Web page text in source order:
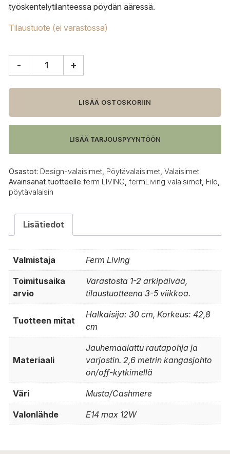
työskentelytilanteessa pöydän ääressä.
Tilaustuote (ei varastossa)
Filo
musta/cashmere
määrä
- +
LISÄÄ OSTOSKORIIN
LISÄÄ TARJOUSPYYNTÖÖN
Osastot: Design-valaisimet Pöytävalaisimet Valaisimet
Avainsanat tuotteelle ferm LIVING fermLiving valaisimet Filo
pöytävalaisin
Lisätiedot
Valmistaja Ferm Living
Toimitusaika
arvio
Varastosta 1-2 arkipäivää,
tilaustuotteena 3-5 viikkoa.
Tuotteen mitat
Halkaisija: 30 cm, Korkeus: 42,8
cm
Materiaali
Jauhemaalattu rautapohja ja
varjostin. 2,6 metrin kangasjohto
on/off-kytkimellä
Väri Musta/Cashmere
Valonlähde E14 max 12W